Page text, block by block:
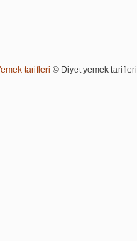
tarifleri © Diyet yemek